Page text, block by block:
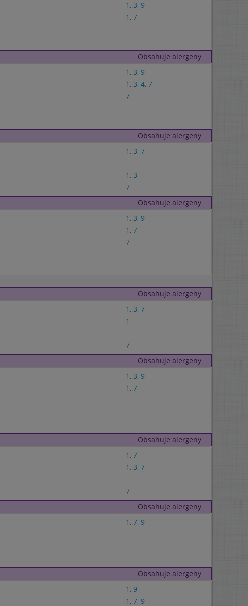
1 , 3, 9
1 , 7
Obsahuje alergeny
1 , 3, 9
1 , 3, 4, 7
7
Obsahuje alergeny
1 , 3, 7
1 , 3
7
Obsahuje alergeny
1 , 3, 9
1 , 7
7
Obsahuje alergeny
1 , 3, 7
1
7
Obsahuje alergeny
1 , 3, 9
1 , 7
Obsahuje alergeny
1 , 7
1 , 3, 7
7
Obsahuje alergeny
1 , 7, 9
Obsahuje alergeny
1 , 9
1 , 7, 9